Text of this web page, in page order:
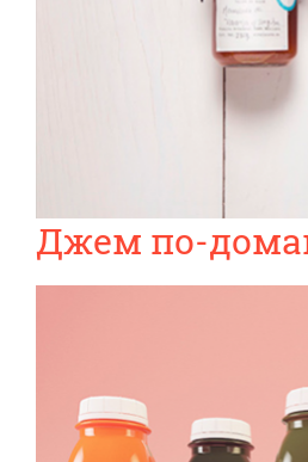
Джем по-